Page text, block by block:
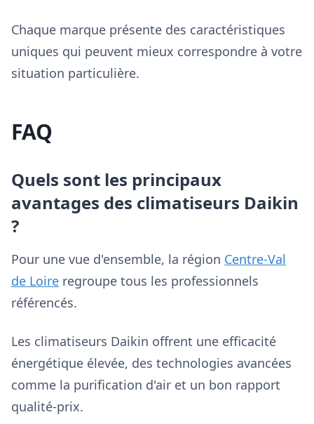
Chaque marque présente des caractéristiques
uniques qui peuvent mieux correspondre à votre
situation particulière.
FAQ
Quels sont les principaux
avantages des climatiseurs Daikin
?
Pour une vue d'ensemble, la région Centre-Val
de Loire regroupe tous les professionnels
référencés.
Les climatiseurs Daikin offrent une efficacité
énergétique élevée, des technologies avancées
comme la purification d'air et un bon rapport
qualité-prix.